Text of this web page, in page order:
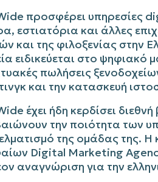
προσφέρει υπηρεσίες
εστιατόρια και άλλες
και της φιλοξενίας στην
ειδικεύεται στο ψηφιακό
πωλήσεις
και την κατασκευή
έχει ήδη κερδίσει
την ποιότητα των
της ομάδας της.
Digital Marketing
αναγνώριση για την